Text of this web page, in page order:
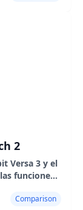
2
Versa 3 y el
funciones,
Comparison